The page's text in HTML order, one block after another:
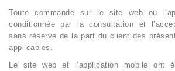
Toute commande sur le site web ou
conditionnée par la consultation et
sans réserve de la part du client des
applicables.
Le site web et l’application mobile ont